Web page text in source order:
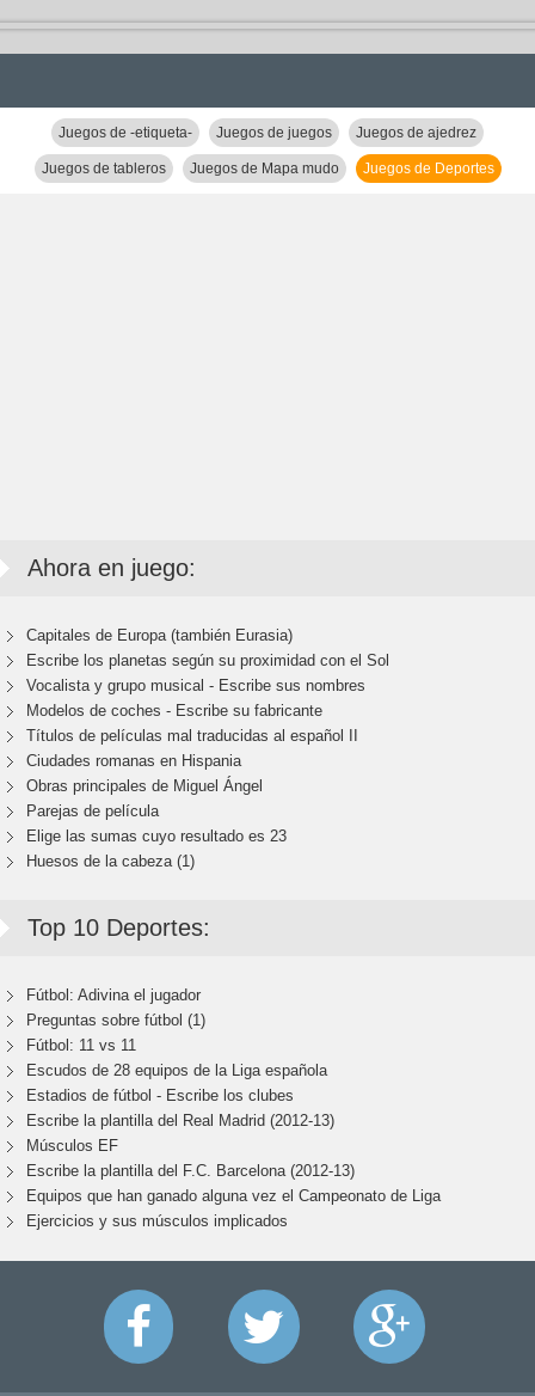
Juegos de -etiqueta- Juegos de juegos Juegos de ajedrez
Juegos de tableros Juegos de Mapa mudo Juegos de Deportes
Ahora en juego:
Capitales de Europa (también Eurasia)
Escribe los planetas según su proximidad con el Sol
Vocalista y grupo musical - Escribe sus nombres
Modelos de coches - Escribe su fabricante
Títulos de películas mal traducidas al español II
Ciudades romanas en Hispania
Obras principales de Miguel Ángel
Parejas de película
Elige las sumas cuyo resultado es 23
Huesos de la cabeza (1)
Top 10 Deportes:
Fútbol: Adivina el jugador
Preguntas sobre fútbol (1)
Fútbol: 11 vs 11
Escudos de 28 equipos de la Liga española
Estadios de fútbol - Escribe los clubes
Escribe la plantilla del Real Madrid (2012-13)
Músculos EF
Escribe la plantilla del F.C. Barcelona (2012-13)
Equipos que han ganado alguna vez el Campeonato de Liga
Ejercicios y sus músculos implicados